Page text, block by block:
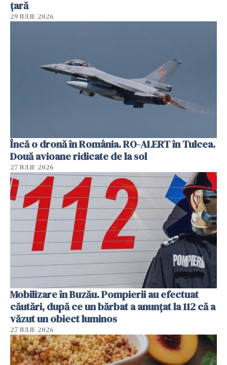
țară
29 IULIE 2026
Încă o dronă în România. RO-ALERT în Tulcea.
Două avioane ridicate de la sol
27 IULIE 2026
Mobilizare în Buzău. Pompierii au efectuat
căutări, după ce un bărbat a anunțat la 112 că a
văzut un obiect luminos
27 IULIE 2026